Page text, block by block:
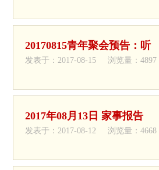
20170815青年聚会预告：听
发表于：2017-08-15 浏览量：4897
2017年08月13日 家事报告
发表于：2017-08-12 浏览量：4668